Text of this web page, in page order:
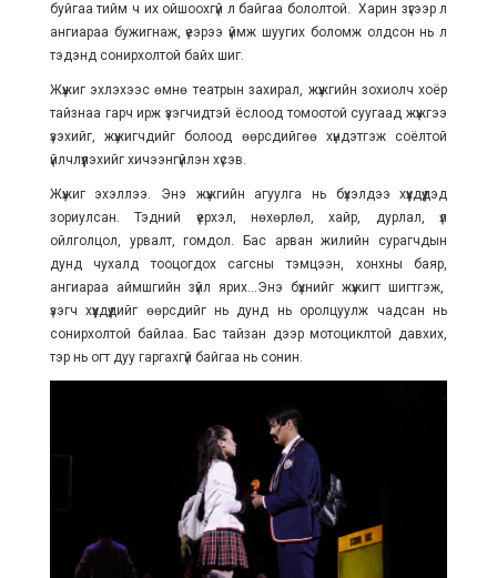
буйгаа тийм ч их ойшоохгүй л байгаа бололтой. Харин зүгээр л
ангиараа бужигнаж, үеэрээ үймж шуугих боломж олдсон нь л
тэдэнд сонирхолтой байх шиг.
Жүжиг эхлэхээс өмнө театрын захирал, жүжгийн зохиолч хоёр
тайзнаа гарч ирж үзэгчидтэй ёслоод томоотой суугаад жүжгээ
үзэхийг, жүжигчдийг болоод өөрсдийгөө хүндэтгэж соёлтой
үйлчлүүлэхийг хичээнгүйлэн хүсэв.
Жүжиг эхэллээ. Энэ жүжгийн агуулга нь бүхэлдээ хүүхдүүдэд
зориулсан. Тэдний үерхэл, нөхөрлөл, хайр, дурлал, үл
ойлголцол, урвалт, гомдол. Бас арван жилийн сурагчдын
дунд чухалд тооцогдох сагсны тэмцээн, хонхны баяр,
ангиараа аймшгийн зүйл ярих...Энэ бүхнийг жүжигт шигтгэж,
үзэгч хүүхдүүдийг өөрсдийг нь дунд нь оролцуулж чадсан нь
сонирхолтой байлаа. Бас тайзан дээр мотоциклтой давхих,
тэр нь огт дуу гаргахгүй байгаа нь сонин.